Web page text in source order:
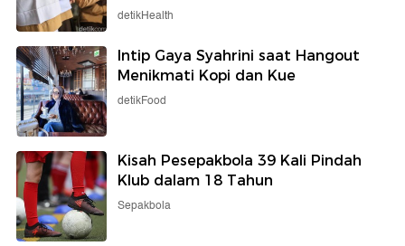
detikHealth
Intip Gaya Syahrini saat Hangout
Menikmati Kopi dan Kue
detikFood
Kisah Pesepakbola 39 Kali Pindah
Klub dalam 18 Tahun
Sepakbola